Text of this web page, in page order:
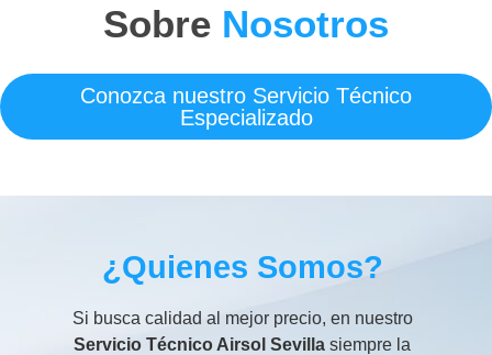
Sobre Nosotros
Conozca nuestro Servicio Técnico
Especializado
¿Quienes Somos?
Si busca calidad al mejor precio, en nuestro
Servicio Técnico Airsol Sevilla siempre la